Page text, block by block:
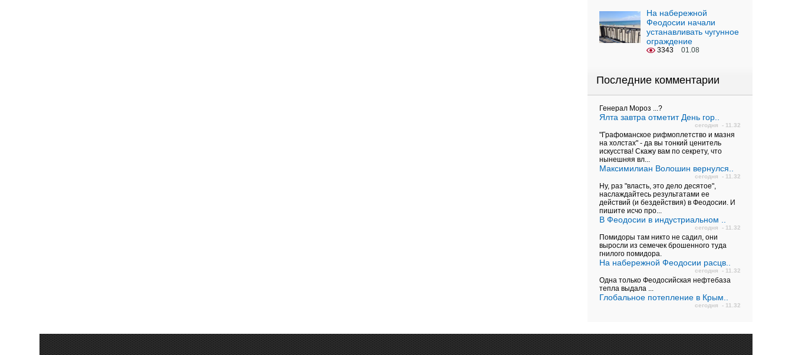
На набережной
Феодосии начали
устанавливать чугунное
ограждение
3343 01.08
Последние комментарии
Генерал Мороз ...?
Ялта завтра отметит День гор..
сегодня - 11.32
"Графоманское рифмоплетство и мазня
на холстах" - да вы тонкий ценитель
искусства! Скажу вам по секрету, что
нынешняя вл...
Максимилиан Волошин вернулся..
сегодня - 11.32
Ну, раз "власть, это дело десятое",
наслаждайтесь результатами ее
действий (и бездействия) в Феодосии. И
пишите исчо про...
В Феодосии в индустриальном ..
сегодня - 11.32
Помидоры там никто не садил, они
выросли из семечек брошенного туда
гнилого помидора.
На набережной Феодосии расцв..
сегодня - 11.32
Одна только Феодосийская нефтебаза
тепла выдала ...
Глобальное потепление в Крым..
сегодня - 11.32